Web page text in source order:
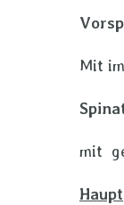
Mit
mit